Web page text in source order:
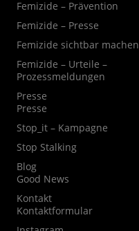
Femizide – Prävention
Femizide – Presse
Femizide sichtbar machen
Femizide – Urteile –
Prozessmeldungen
Presse
Presse
Stop_it – Kampagne
Stop Stalking
Blog
Good News
Kontakt
Kontaktformular